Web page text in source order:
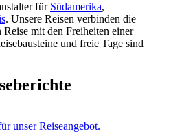
für Südamerika,
. Unsere Reisen verbinden die
mit den Freiheiten einer
und freie Tage sind
unser Reiseangebot.